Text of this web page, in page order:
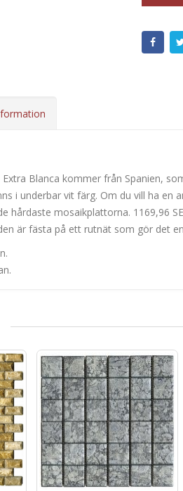
Blanca kommer från Spanien,
i underbar vit färg. Om du vill ha
hårdaste mosaikplattorna. 1169,96
är fästa på ett rutnät som gör det